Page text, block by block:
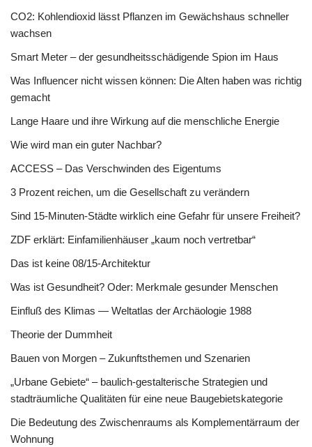
CO2: Kohlendioxid lässt Pflanzen im Gewächshaus schneller
wachsen
Smart Meter – der gesundheitsschädigende Spion im Haus
Was Influencer nicht wissen können: Die Alten haben was richtig
gemacht
Lange Haare und ihre Wirkung auf die menschliche Energie
Wie wird man ein guter Nachbar?
ACCESS – Das Verschwinden des Eigentums
3 Prozent reichen, um die Gesellschaft zu verändern
Sind 15-Minuten-Städte wirklich eine Gefahr für unsere Freiheit?
ZDF erklärt: Einfamilienhäuser „kaum noch vertretbar“
Das ist keine 08/15-Architektur
Was ist Gesundheit? Oder: Merkmale gesunder Menschen
Einfluß des Klimas — Weltatlas der Archäologie 1988
Theorie der Dummheit
Bauen von Morgen – Zukunftsthemen und Szenarien
„Urbane Gebiete“ – baulich-gestalterische Strategien und
stadträumliche Qualitäten für eine neue Baugebietskategorie
Die Bedeutung des Zwischenraums als Komplementärraum der
Wohnung